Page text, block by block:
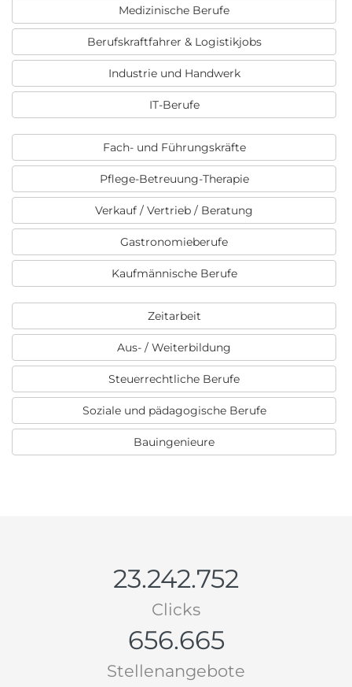
Medizinische Berufe
Berufskraftfahrer & Logistikjobs
Industrie und Handwerk
IT-Berufe
Fach- und Führungskräfte
Pflege-Betreuung-Therapie
Verkauf / Vertrieb / Beratung
Gastronomieberufe
Kaufmännische Berufe
Zeitarbeit
Aus- / Weiterbildung
Steuerrechtliche Berufe
Soziale und pädagogische Berufe
Bauingenieure
23.242.752
Clicks
656.665
Stellenangebote